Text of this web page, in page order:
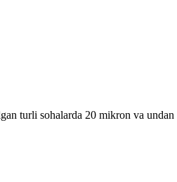
turli sohalarda 20 mikron va